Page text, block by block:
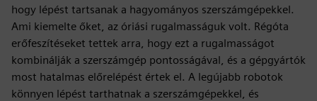
hogy lépést tartsanak a hagyományos szerszámgépekkel.
Ami kiemelte őket, az óriási rugalmasságuk volt. Régóta
erőfeszítéseket tettek arra, hogy ezt a rugalmasságot
kombinálják a szerszámgép pontosságával, és a gépgyártók
most hatalmas előrelépést értek el. A legújabb robotok
könnyen lépést tarthatnak a szerszámgépekkel, és